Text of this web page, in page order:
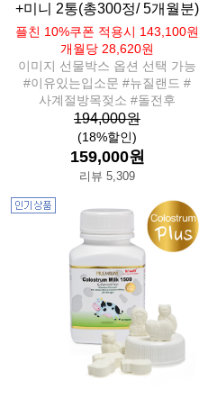
+미니 2통(총300정/ 5개월분)
플친 10%쿠폰 적용시 143,100원
개월당 28,620원
이미지 선물박스 옵션 선택 가능
#이유있는입소문 #뉴질랜드 #
사계절방목젖소 #돌전후
194,000원
(18%할인)
159,000원
리뷰 5,309